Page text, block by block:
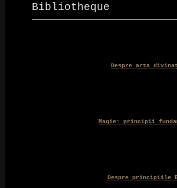
fost:
Bibliotheque
Despre arta
Magie: principii
Despre principiile